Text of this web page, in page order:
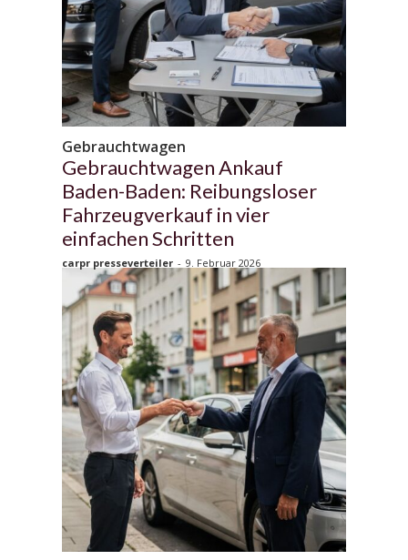
Gebrauchtwagen
Gebrauchtwagen Ankauf
Baden-Baden: Reibungsloser
Fahrzeugverkauf in vier
einfachen Schritten
carpr presseverteiler - 9. Februar 2026